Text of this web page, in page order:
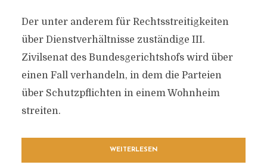
Der unter anderem für Rechtsstreitigkeiten
über Dienstverhältnisse zuständige III.
Zivilsenat des Bundesgerichtshofs wird über
einen Fall verhandeln, in dem die Parteien
über Schutzpflichten in einem Wohnheim
streiten.
WEITERLESEN